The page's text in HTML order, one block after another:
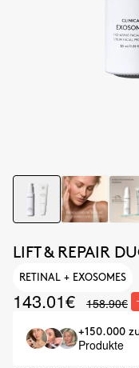
LIFT & REPAIR
RETINAL + EXOSOMES
143.01€ 158.90€
+150.000
Produkte